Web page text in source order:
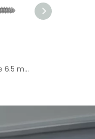
Tornillo esponjoso de 6.5 mm de hilo completo